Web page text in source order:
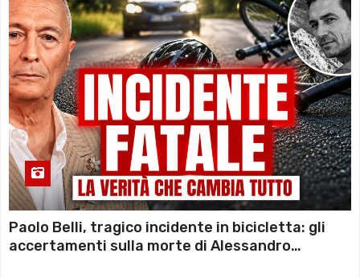
Paolo Belli, tragico incidente in bicicletta: gli
accertamenti sulla morte di Alessandro